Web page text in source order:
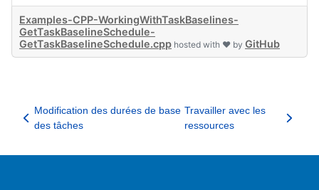
Examples-CPP-WorkingWithTaskBaselines-
GetTaskBaselineSchedule-
GetTaskBaselineSchedule.cpp hosted with ❤ by GitHub
Modification des durées de base
des tâches
Travailler avec les
ressources